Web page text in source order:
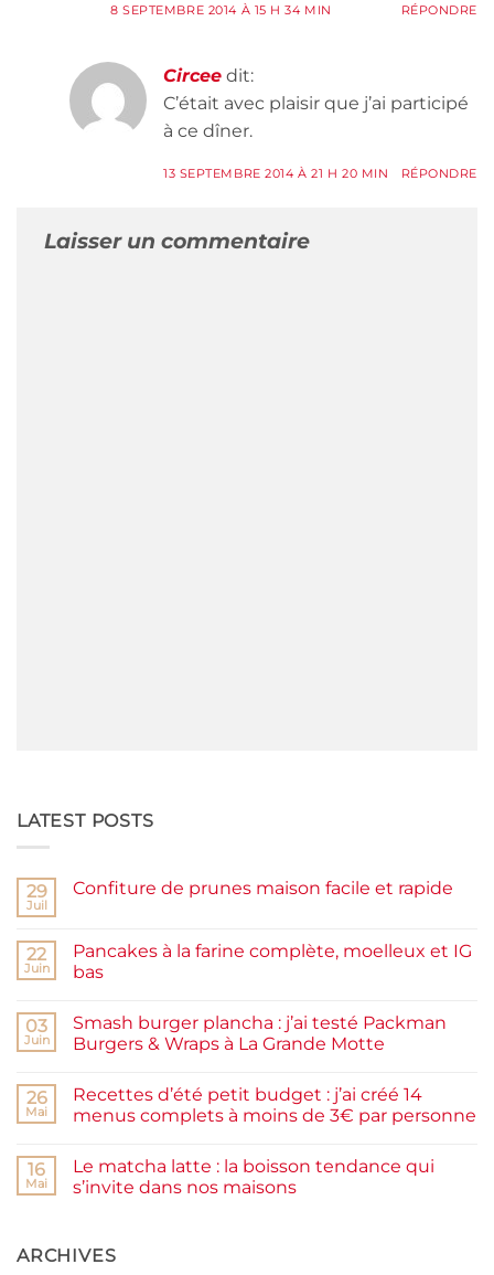
8 SEPTEMBRE 2014 À 15 H 34 MIN RÉPONDRE
Circee dit:
C’était avec plaisir que j’ai participé
à ce dîner.
13 SEPTEMBRE 2014 À 21 H 20 MIN RÉPONDRE
Laisser un commentaire
LATEST POSTS
29
Juil
Confiture de prunes maison facile et rapide
Confiture
de
prunes
et
rapide
22
Juin
Pancakes à la farine complète, moelleux et IG
bas
sur
Pancakes
à
complète,
moelleux
et
03
Juin
Smash burger plancha : j’ai testé Packman
Burgers & Wraps à La Grande Motte
sur
Smash
burger
testé
Packman
Burgers &
Grande
Motte
26
Mai
Recettes d’été petit budget : j’ai créé 14
menus complets à moins de 3€ par personne
sur
Recettes
d’été
j’ai
créé
16
Mai
Le matcha latte : la boisson tendance qui
s’invite dans nos maisons
Le
matcha
ARCHIVES